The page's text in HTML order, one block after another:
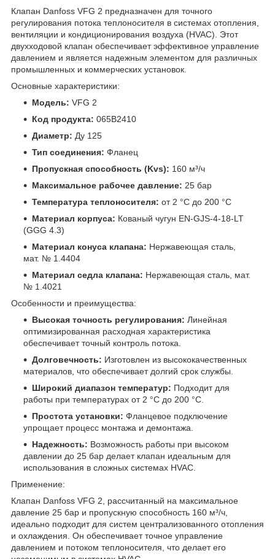
Клапан Danfoss VFG 2 предназначен для точного
регулирования потока теплоносителя в системах отопления,
вентиляции и кондиционирования воздуха (HVAC). Этот
двухходовой клапан обеспечивает эффективное управление
давлением и является надежным элементом для различных
промышленных и коммерческих установок.
Основные характеристики:
Модель: VFG 2
Код продукта: 065B2410
Диаметр: Ду 125
Тип соединения: Фланец
Пропускная способность (Kvs): 160 м³/ч
Максимальное рабочее давление: 25 бар
Температура теплоносителя: от 2 °C до 200 °C
Материал корпуса: Кованый чугун EN-GJS-4-18-LT
(GGG 4.3)
Материал конуса клапана: Нержавеющая сталь,
мат. № 1.4404
Материал седла клапана: Нержавеющая сталь, мат.
№ 1.4021
Особенности и преимущества:
Высокая точность регулирования: Линейная
оптимизированная расходная характеристика
обеспечивает точный контроль потока.
Долговечность: Изготовлен из высококачественных
материалов, что обеспечивает долгий срок службы.
Широкий диапазон температур: Подходит для
работы при температурах от 2 °C до 200 °C.
Простота установки: Фланцевое подключение
упрощает процесс монтажа и демонтажа.
Надежность: Возможность работы при высоком
давлении до 25 бар делает клапан идеальным для
использования в сложных системах HVAC.
Применение:
Клапан Danfoss VFG 2, рассчитанный на максимальное
давление 25 бар и пропускную способность 160 м³/ч,
идеально подходит для систем централизованного отопления
и охлаждения. Он обеспечивает точное управление
давлением и потоком теплоносителя, что делает его